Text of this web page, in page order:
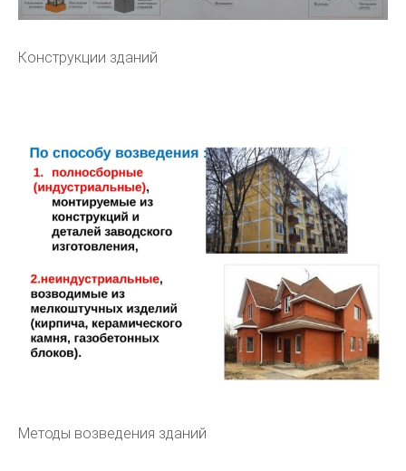
Конструкции зданий
Методы возведения зданий